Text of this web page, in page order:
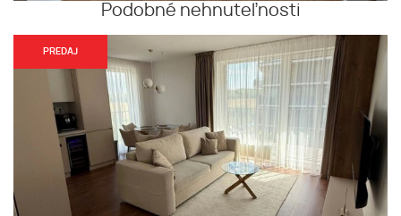
Podobné nehnuteľnosti
PREDAJ